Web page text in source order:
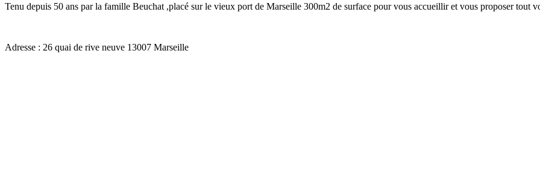
Tenu depuis 50 ans par la famille Beuchat ,placé sur le vieux port de Marseille 300m2 de surface pour vous accueillir et vous proposer tout
Adresse : 26 quai de rive neuve 13007 Marseille